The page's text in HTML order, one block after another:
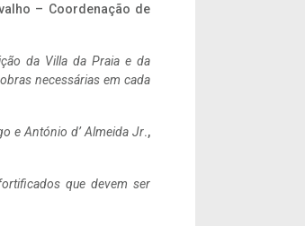
– Coordenação de
da Villa da Praia e da
necessárias em cada
e António d’ Almeida Jr.,
que devem ser